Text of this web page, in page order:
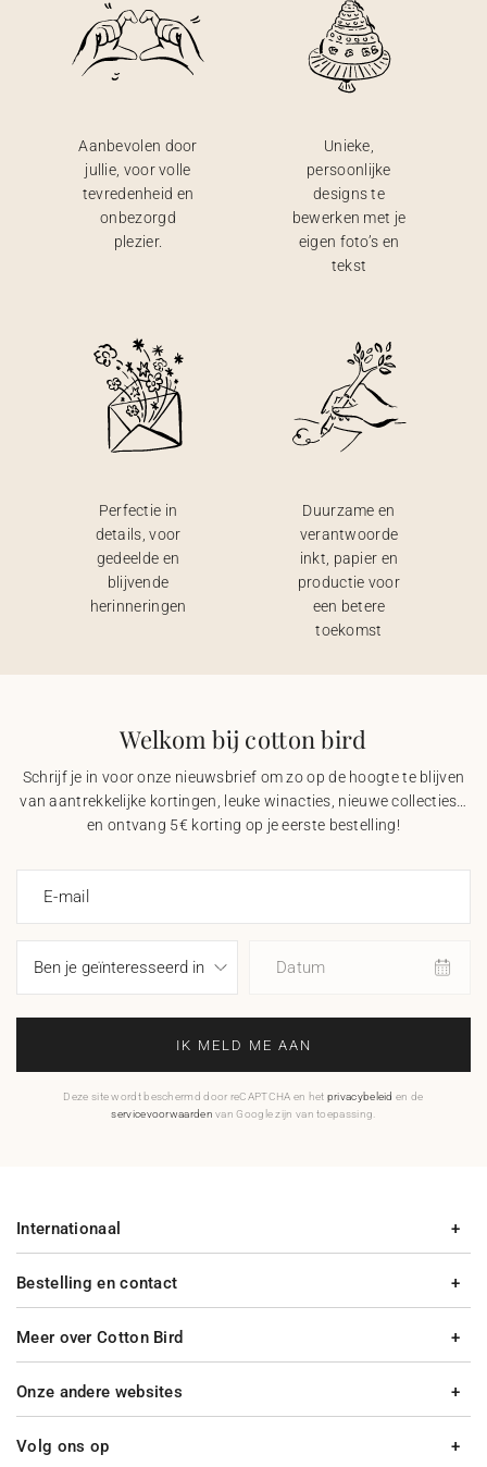
Aanbevolen door
jullie, voor volle
tevredenheid en
onbezorgd
plezier.
Unieke,
persoonlijke
designs te
bewerken met je
eigen foto’s en
tekst
Perfectie in
details, voor
gedeelde en
blijvende
herinneringen
Duurzame en
verantwoorde
inkt, papier en
productie voor
een betere
toekomst
Welkom bij cotton bird
Schrijf je in voor onze nieuwsbrief om zo op de hoogte te blijven
van aantrekkelijke kortingen, leuke winacties, nieuwe collecties…
en ontvang 5€ korting op je eerste bestelling!
E-mail
Datum
IK MELD ME AAN
Deze site wordt beschermd door reCAPTCHA en het privacybeleid en de
servicevoorwaarden van Google zijn van toepassing.
Bestelling en contact
Meer over Cotton Bird
Internationaal
Onze andere websites
Volg ons op